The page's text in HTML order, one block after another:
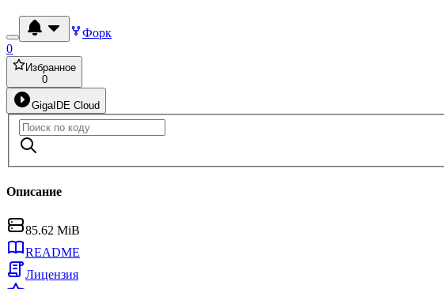
Форк
0
Избранное
0
GigaIDE Cloud
Описание
85.62 MiB
README
Лицензия